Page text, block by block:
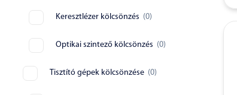
Keresztlézer kölcsönzés (0)
Optikai szintező kölcsönzés (0)
Tisztító gépek kölcsönzése (0)